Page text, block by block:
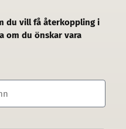
du vill få återkoppling i
om du önskar vara